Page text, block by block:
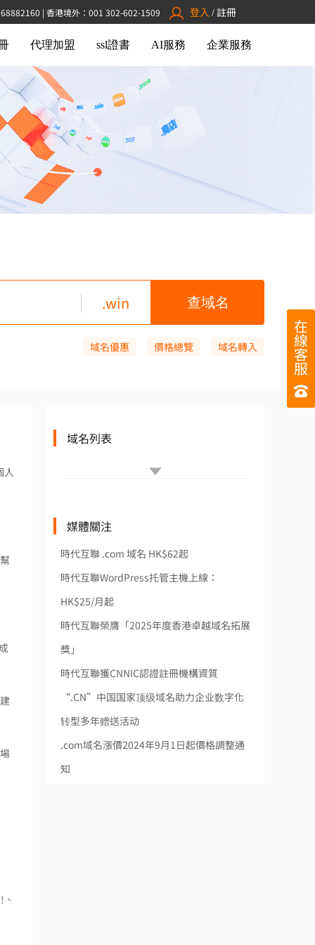
| 香港境外：001 302-602-1509 登入 / 註冊
在
線
客
服
代理加盟 ssl證書 AI服務 企業服務
.win
域名優惠 價格總覽 域名轉入
域名列表
媒體關注
時代互聯 .com 域名 HK$62起
時代互聯WordPress托管主機上線：
HK$25/月起
時代互聯榮膺「2025年度香港卓越域名拓展
獎」
時代互聯獲CNNIC認證註冊機構資質
“.CN”中国国家顶级域名助力企业数字化
转型多年赠送活动
.com域名漲價2024年9月1日起價格調整通
知
人